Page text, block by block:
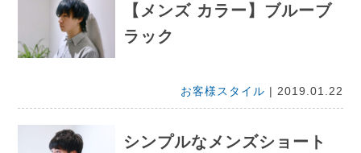
【メンズ カラー】ブルーブ
ラック
お客様スタイル | 2019.01.22
シンプルなメンズショート